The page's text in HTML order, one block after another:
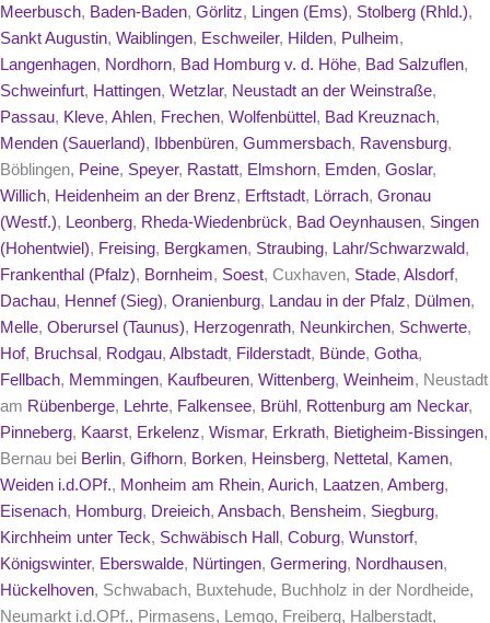
Meerbusch, Baden-Baden, Görlitz, Lingen (Ems), Stolberg (Rhld.),
Sankt Augustin, Waiblingen, Eschweiler, Hilden, Pulheim,
Langenhagen, Nordhorn, Bad Homburg v. d. Höhe, Bad Salzuflen,
Schweinfurt, Hattingen, Wetzlar, Neustadt an der Weinstraße,
Passau, Kleve, Ahlen, Frechen, Wolfenbüttel , Bad Kreuznach,
Menden (Sauerland), Ibbenbüren, Gummersbach, Ravensburg,
Böblingen, Peine, Speyer, Rastatt, Elmshorn, Emden, Goslar,
Willich, Heidenheim an der Brenz, Erftstadt, Lörrach, Gronau
(Westf.), Leonberg, Rheda-Wiedenbrück, Bad Oeynhausen, Singen
(Hohentwiel), Freising, Bergkamen, Straubing, Lahr/Schwarzwald,
Frankenthal (Pfalz), Bornheim, Soest, Cuxhaven, Stade, Alsdorf,
Dachau, Hennef (Sieg), Oranienburg, Landau in der Pfalz, Dülmen,
Melle, Oberursel (Taunus), Herzogenrath, Neunkirchen, Schwerte,
Hof, Bruchsal , Rodgau, Albstadt, Filderstadt, Bünde, Gotha,
Fellbach, Memmingen, Kaufbeuren, Wittenberg, Weinheim, Neustadt
am Rübenberge, Lehrte, Falkensee, Brühl , Rottenburg am Neckar,
Pinneberg, Kaarst, Erkelenz, Wismar, Erkrath, Bietigheim-Bissingen,
Bernau bei Berlin, Gifhorn, Borken, Heinsberg, Nettetal , Kamen,
Weiden i.d.OPf., Monheim am Rhein, Aurich, Laatzen, Amberg,
Eisenach, Homburg, Dreieich, Ansbach, Bensheim, Siegburg,
Kirchheim unter Teck, Schwäbisch Hall , Coburg, Wunstorf,
Königswinter, Eberswalde, Nürtingen, Germering, Nordhausen,
Hückelhoven, Schwabach, Buxtehude, Buchholz in der Nordheide,
Neumarkt i.d.OPf., Pirmasens, Lemgo, Freiberg, Halberstadt,